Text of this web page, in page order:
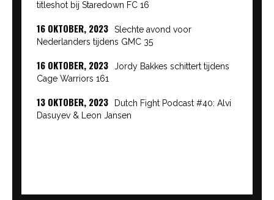
titleshot bij Staredown FC 16
16 OKTOBER, 2023
Slechte avond voor
Nederlanders tijdens GMC 35
16 OKTOBER, 2023
Jordy Bakkes schittert tijdens
Cage Warriors 161
13 OKTOBER, 2023
Dutch Fight Podcast #40: Alvi
Dasuyev & Leon Jansen